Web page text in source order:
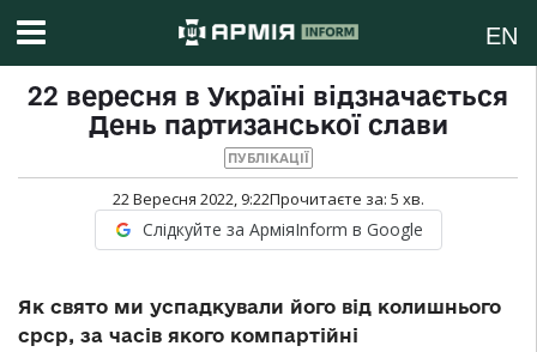
EN
22 вересня в Україні відзначається
День партизанської слави
ПУБЛІКАЦІЇ
22 Вересня 2022, 9:22Прочитаєте за: 5 хв.
Слідкуйте за АрміяInform в Google
Як свято ми успадкували його від колишнього
срср, за часів якого компартійні